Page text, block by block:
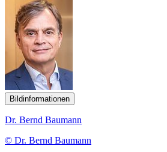
Bildinformationen
Dr. Bernd Baumann
© Dr. Bernd Baumann